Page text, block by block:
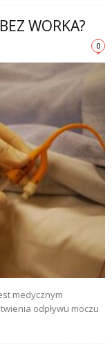
WORKA?
0
medycznym
odpływu moczu